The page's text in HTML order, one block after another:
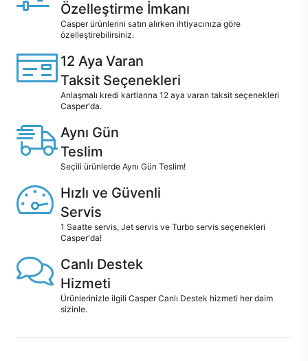
Özelleştirme İmkanı
Casper ürünlerini satın alırken ihtiyacınıza göre
özelleştirebilirsiniz.
12 Aya Varan
Taksit Seçenekleri
Anlaşmalı kredi kartlarına 12 aya varan taksit seçenekleri
Casper'da.
Aynı Gün
Teslim
Seçili ürünlerde Aynı Gün Teslim!
Hızlı ve Güvenli
Servis
1 Saatte servis, Jet servis ve Turbo servis seçenekleri
Casper'da!
Canlı Destek
Hizmeti
Ürünlerinizle ilgili Casper Canlı Destek hizmeti her daim
sizinle.